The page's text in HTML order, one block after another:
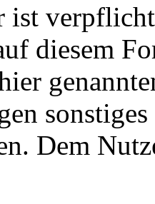
ist
diesem
Dem